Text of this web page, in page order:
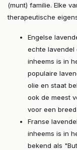
(munt) familie. Elke
therapeutische
Engelse
echte lavendel
inheems is in
populaire
olie en staat
ook de meest
voor een
Franse
inheems is in
bekend als